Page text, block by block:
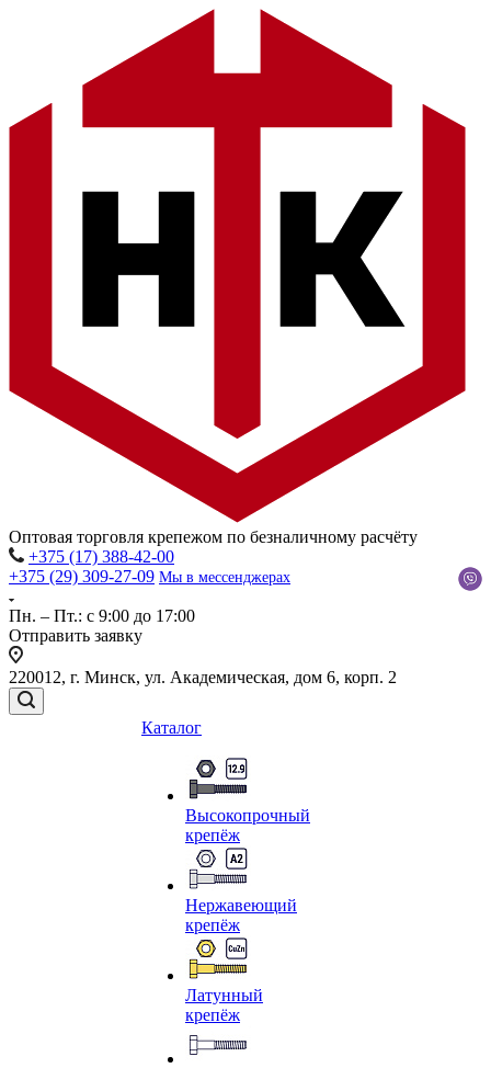
Оптовая торговля крепежом по безналичному расчёту
+375 (17) 388-42-00
+375 (29) 309-27-09 Мы в мессенджерах
Пн. – Пт.: с 9:00 до 17:00
Отправить заявку
220012, г. Минск, ул. Академическая, дом 6, корп. 2
Каталог
Высокопрочный
крепёж
Нержавеющий
крепёж
Латунный
крепёж